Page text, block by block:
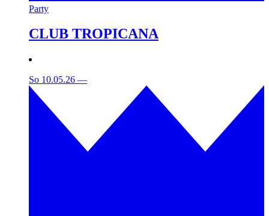
Party
CLUB TROPICANA
So 10.05.26 —